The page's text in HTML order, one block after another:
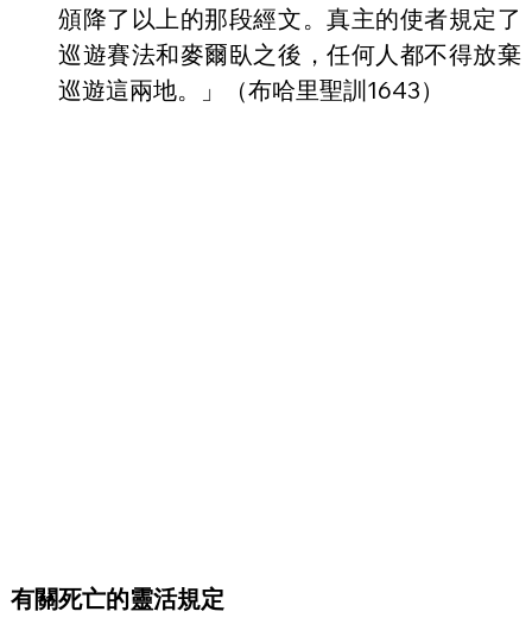
頒降了以上的那段經文。真主的使者規定了
巡遊賽法和麥爾臥之後，任何人都不得放棄
巡遊這兩地。」（布哈里聖訓1643）
有關死亡的靈活規定